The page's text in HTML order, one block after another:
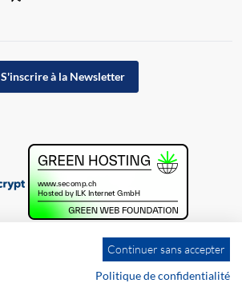
S'inscrire à la Newsletter
Continuer sans accepter
Politique de confidentialité